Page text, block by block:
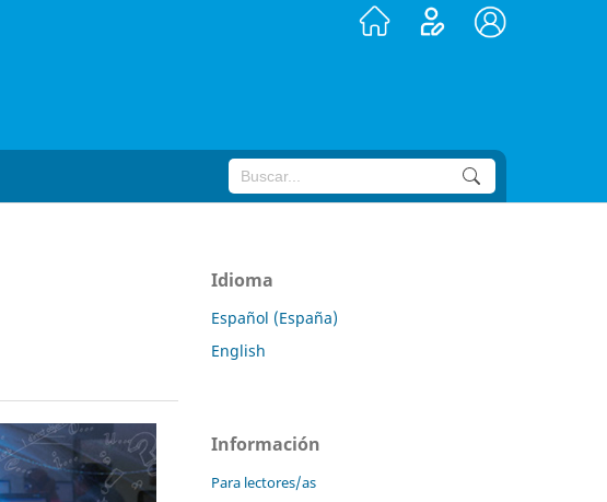
Idioma
Español (España)
English
Información
Para lectores/as